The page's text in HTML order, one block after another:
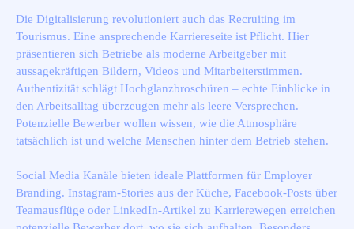
Die Digitalisierung revolutioniert auch das Recruiting im
Tourismus. Eine ansprechende Karriereseite ist Pflicht. Hier
präsentieren sich Betriebe als moderne Arbeitgeber mit
aussagekräftigen Bildern, Videos und Mitarbeiterstimmen.
Authentizität schlägt Hochglanzbroschüren – echte Einblicke in
den Arbeitsalltag überzeugen mehr als leere Versprechen.
Potenzielle Bewerber wollen wissen, wie die Atmosphäre
tatsächlich ist und welche Menschen hinter dem Betrieb stehen.
Social Media Kanäle bieten ideale Plattformen für Employer
Branding. Instagram-Stories aus der Küche, Facebook-Posts über
Teamausflüge oder LinkedIn-Artikel zu Karrierewegen erreichen